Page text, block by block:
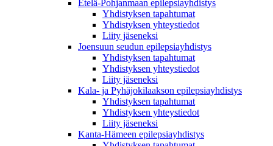
Etelä-Pohjanmaan epilepsiayhdistys
Yhdistyksen tapahtumat
Yhdistyksen yhteystiedot
Liity jäseneksi
Joensuun seudun epilepsiayhdistys
Yhdistyksen tapahtumat
Yhdistyksen yhteystiedot
Liity jäseneksi
Kala- ja Pyhäjokilaakson epilepsiayhdistys
Yhdistyksen tapahtumat
Yhdistyksen yhteystiedot
Liity jäseneksi
Kanta-Hämeen epilepsiayhdistys